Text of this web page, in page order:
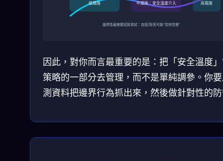
低風險 中風險：安全溫度介入 高風險
邊界區最需要回放測試：自毀/拒答可能“忽快忽慢”
因此，對你而言最重要的是：把「安全溫度
策略的一部分去管理，而不是單純調參。你
測資料把邊界行為抓出來，然後做針對性的